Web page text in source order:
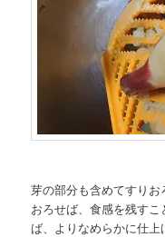
芽の部分も含めてすり
おろせば、食感を残す
ば、よりなめらかに仕上